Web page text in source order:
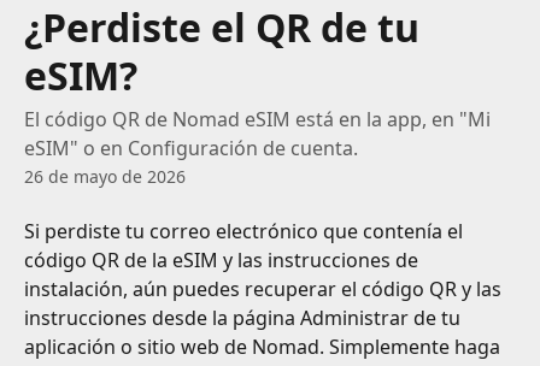
¿Perdiste el QR de tu
eSIM?
El código QR de Nomad eSIM está en la app, en "Mi
eSIM" o en Configuración de cuenta.
26 de mayo de 2026
Si perdiste tu correo electrónico que contenía el
código QR de la eSIM y las instrucciones de
instalación, aún puedes recuperar el código QR y las
instrucciones desde la página Administrar de tu
aplicación o sitio web de Nomad. Simplemente haga